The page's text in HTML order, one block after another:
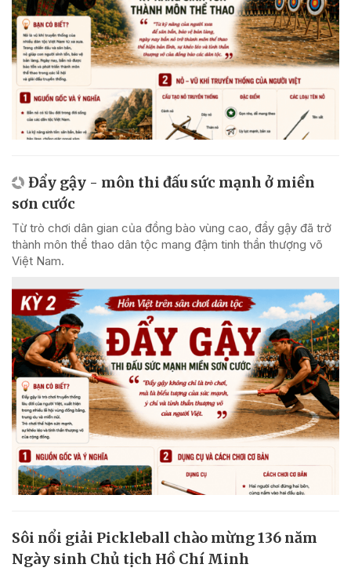
Đẩy gậy - môn thi đấu sức mạnh ở miền
sơn cước
Từ trò chơi dân gian của đồng bào vùng cao, đẩy gậy đã trở
thành môn thể thao dân tộc mang đậm tinh thần thượng võ
Việt Nam.
Sôi nổi giải Pickleball chào mừng 136 năm
Ngày sinh Chủ tịch Hồ Chí Minh